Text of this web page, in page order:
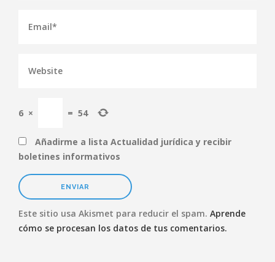
6 × = 54
Añadirme a lista Actualidad jurídica y recibir
boletines informativos
Este sitio usa Akismet para reducir el spam. Aprende
cómo se procesan los datos de tus comentarios.